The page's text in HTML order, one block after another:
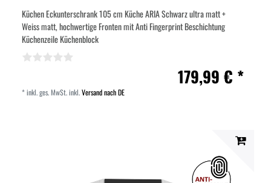
Küchen Eckunterschrank 105 cm Küche ARIA Schwarz ultra matt +
Weiss matt, hochwertige Fronten mit Anti Fingerprint Beschichtung
Küchenzeile Küchenblock
179,99 € *
*inkl. ges. MwSt.inkl.Versand nach DE